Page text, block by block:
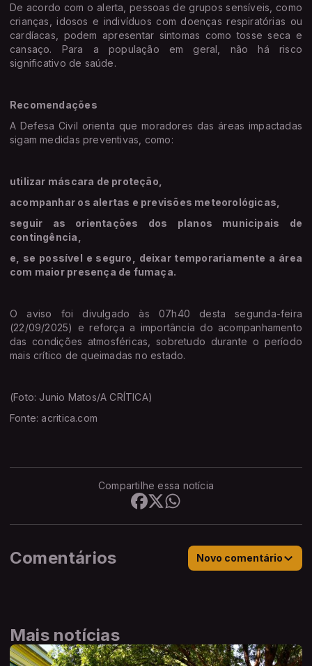
De acordo com o alerta, pessoas de grupos sensíveis, como
crianças, idosos e indivíduos com doenças respiratórias ou
cardíacas, podem apresentar sintomas como tosse seca e
cansaço. Para a população em geral, não há risco
significativo de saúde.
Recomendações
A Defesa Civil orienta que moradores das áreas impactadas
sigam medidas preventivas, como:
utilizar máscara de proteção,
acompanhar os alertas e previsões meteorológicas,
seguir as orientações dos planos municipais de
contingência,
e, se possível e seguro, deixar temporariamente a área
com maior presença de fumaça.
O aviso foi divulgado às 07h40 desta segunda-feira
(22/09/2025) e reforça a importância do acompanhamento
das condições atmosféricas, sobretudo durante o período
mais crítico de queimadas no estado.
(Foto: Junio Matos/A CRÍTICA)
Fonte: acritica.com
Compartilhe essa notícia
Comentários Novo comentário
Mais notícias